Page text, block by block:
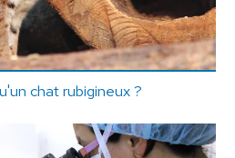
chat rubigineux ?